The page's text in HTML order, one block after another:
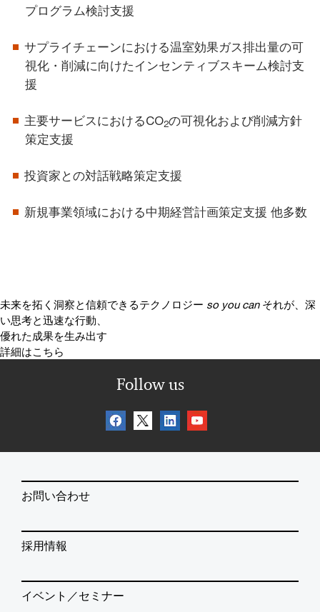
プログラム検討支援
サプライチェーンにおける温室効果ガス排出量の可
視化・削減に向けたインセンティブスキーム検討支
援
主要サービスにおけるCO2の可視化および削減方針
策定支援
投資家との対話戦略策定支援
新規事業領域における中期経営計画策定支援 他多数
未来を拓く洞察と信頼できるテクノロジー so you can それが、深
い思考と迅速な行動、
優れた成果を生み出す
詳細はこちら
Follow us
お問い合わせ
採用情報
イベント／セミナー